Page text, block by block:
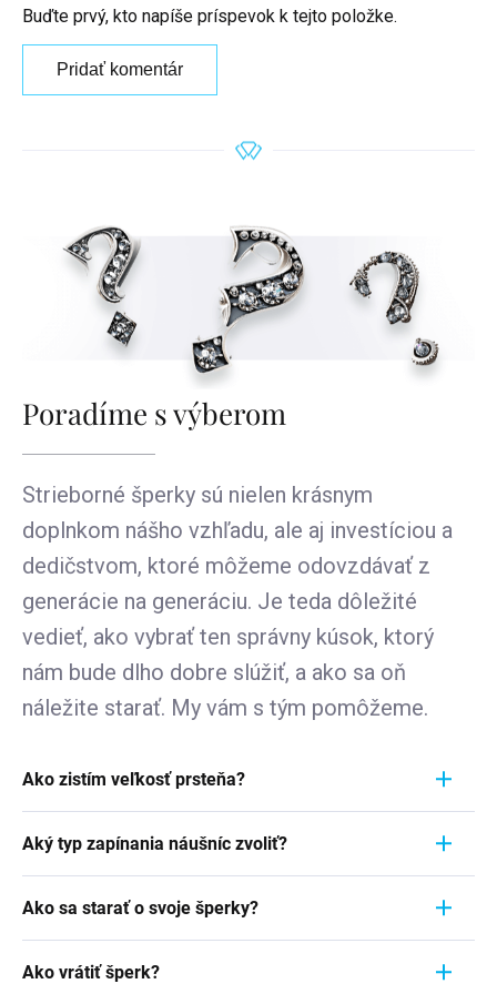
Buďte prvý, kto napíše príspevok k tejto položke.
Pridať komentár
Poradíme s výberom
Strieborné šperky sú nielen krásnym
doplnkom nášho vzhľadu, ale aj investíciou a
dedičstvom, ktoré môžeme odovzdávať z
generácie na generáciu. Je teda dôležité
vedieť, ako vybrať ten správny kúsok, ktorý
nám bude dlho dobre slúžiť, a ako sa oň
náležite starať. My vám s tým pomôžeme.
Ako zistím veľkosť prsteňa?
Aby ste zistili jeho veľkosť, vezmite pravítko a
položte ho priamo na prstienok, ktorý momentálne
nosíte. Dôležité je zamerať sa na jeho VNÚTORNÝ
znamená to, že vaša veľkosť prstienka je 7.
Aký typ zapínania náušníc zvoliť?
pohodlie, bezpečnosť a štýl náušníc. Strieborné
náušnice zvyčajne majú klasické háčiky, ktoré sú
jednoduché a pohodlné. Náušnice s pevným
Ako sa starať o svoje šperky?
vkusu, ale často aj symbolom významnej životnej
Ako vrátiť šperk?